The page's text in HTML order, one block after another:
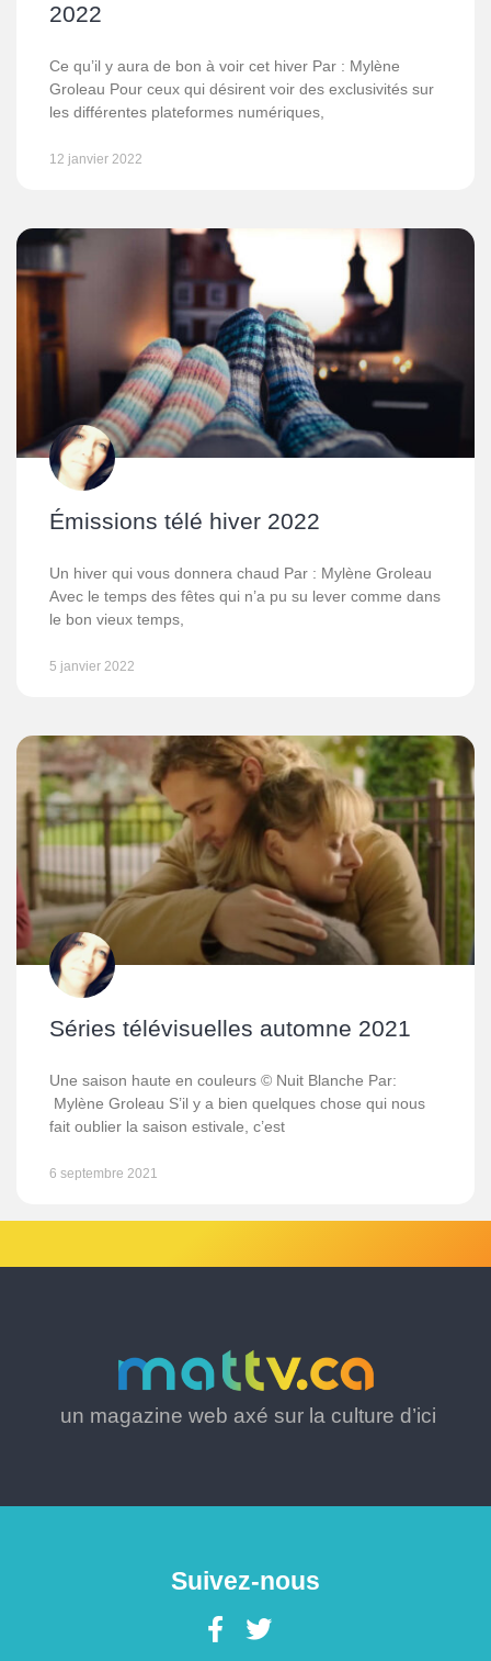
2022
Ce qu’il y aura de bon à voir cet hiver Par : Mylène
Groleau Pour ceux qui désirent voir des exclusivités sur
les différentes plateformes numériques,
12 janvier 2022
Émissions télé hiver 2022
Un hiver qui vous donnera chaud Par : Mylène Groleau
Avec le temps des fêtes qui n’a pu su lever comme dans
le bon vieux temps,
5 janvier 2022
Séries télévisuelles automne 2021
Une saison haute en couleurs © Nuit Blanche Par:
Mylène Groleau S’il y a bien quelques chose qui nous
fait oublier la saison estivale, c’est
6 septembre 2021
un magazine web axé sur la culture d’ici
Suivez-nous